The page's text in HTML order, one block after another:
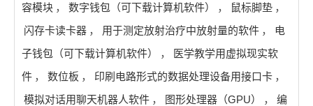
容模块 ， 数字钱包（可下载计算机软件） ， 鼠标脚垫 ，
闪存卡读卡器 ， 用于测定放射治疗中放射量的软件 ，
电
子钱包（可下载计算机软件）
，
医学教学用虚拟现实软
件 ， 数位板 ， 印刷电路形式的数据处理设备用接口卡 ，
模拟对话用聊天机器人软件 ， 图形处理器（GPU） ，
编